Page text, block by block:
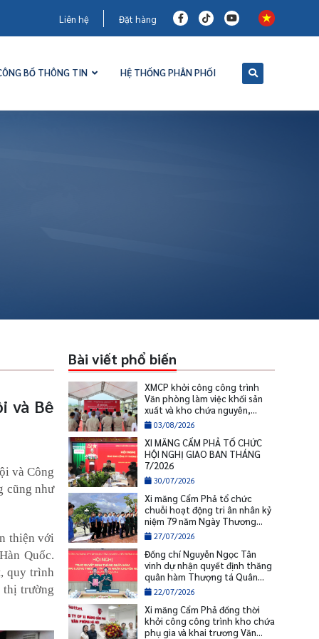
Liên hệ Đặt hàng
BỐ THÔNG TIN HỆ THỐNG PHÂN PHỐI
và Bê
và Công
cũng như
thiện với
Quốc.
quy trình
thị trường
Bài viết phổ biến
XMCP khởi công công trình
Văn phòng làm việc khối sản
xuất và kho chứa nguyên,
nhiên liệu
03/08/2026
XI MĂNG CẨM PHẢ TỔ CHỨC
HỘI NGHỊ GIAO BAN THÁNG
7/2026
30/07/2026
Xi măng Cẩm Phả tổ chức
chuỗi hoạt động tri ân nhân kỷ
niệm 79 năm Ngày Thương
binh - Liệt sĩ
27/07/2026
Đồng chí Nguyễn Ngọc Tân
vinh dự nhận quyết định thăng
quân hàm Thượng tá Quân
nhân chuyên nghiệp
22/07/2026
Xi măng Cẩm Phả đồng thời
khởi công công trình kho chứa
phụ gia và khai trương Văn